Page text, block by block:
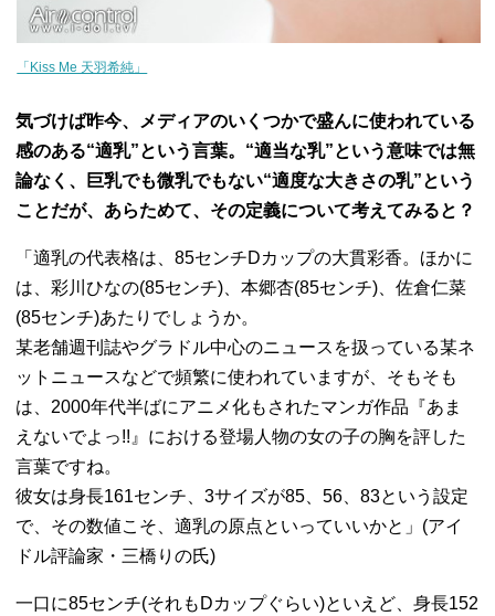
「Kiss Me 天羽希純」
気づけば昨今、メディアのいくつかで盛んに使われている
感のある“適乳”という言葉。“適当な乳”という意味では無
論なく、巨乳でも微乳でもない“適度な大きさの乳”という
ことだが、あらためて、その定義について考えてみると？
「適乳の代表格は、85センチDカップの大貫彩香。ほかに
は、彩川ひなの(85センチ)、本郷杏(85センチ)、佐倉仁菜
(85センチ)あたりでしょうか。
某老舗週刊誌やグラドル中心のニュースを扱っている某ネ
ットニュースなどで頻繁に使われていますが、そもそも
は、2000年代半ばにアニメ化もされたマンガ作品『あま
えないでよっ!!』における登場人物の女の子の胸を評した
言葉ですね。
彼女は身長161センチ、3サイズが85、56、83という設定
で、その数値こそ、適乳の原点といっていいかと」(アイ
ドル評論家・三橋りの氏)
一口に85センチ(それもDカップぐらい)といえど、身長152